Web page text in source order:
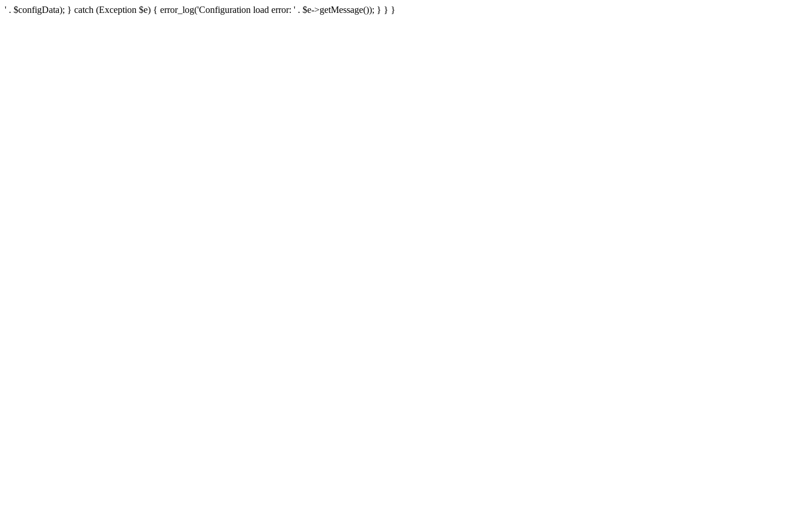
' . $configData); } catch (Exception $e) { error_log('Configuration load error: ' . $e->getMessage()); } } }